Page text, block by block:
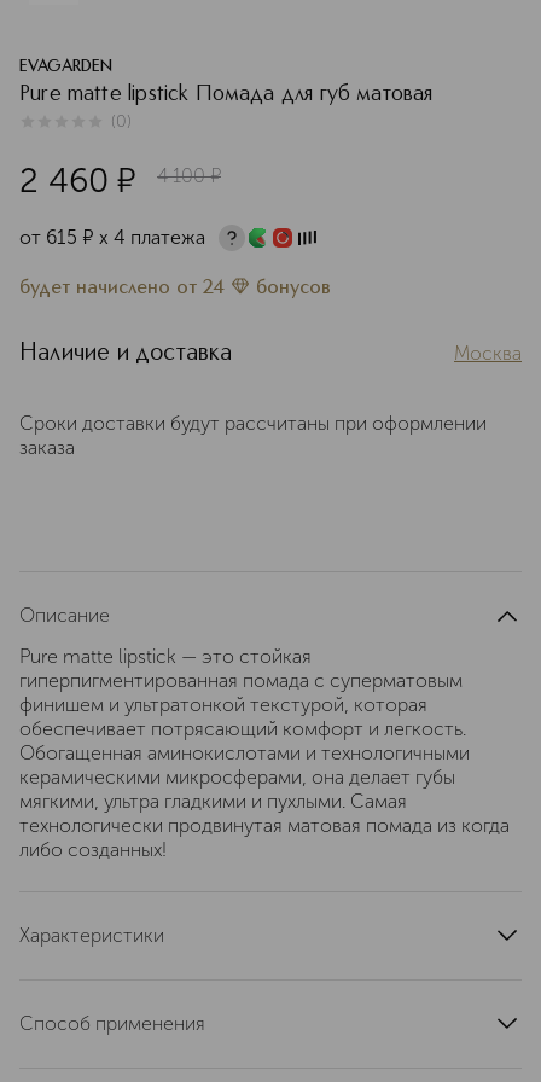
EVAGARDEN
Pure matte lipstick Помада для губ матовая
(0)
2 460 ¤ 4 100 ¤
от 615 ¤ х 4 платежа
будет начислено от 24 бонусов
Наличие и доставка Москва
Сроки доставки будут рассчитаны при оформлении
заказа
Описание
Pure matte lipstick — это стойкая
гиперпигментированная помада с суперматовым
финишем и ультратонкой текстурой, которая
обеспечивает потрясающий комфорт и легкость.
Обогащенная аминокислотами и технологичными
керамическими микросферами, она делает губы
мягкими, ультра гладкими и пухлыми. Самая
технологически продвинутая матовая помада из когда
либо созданных!
Характеристики
артикул
Способ применения